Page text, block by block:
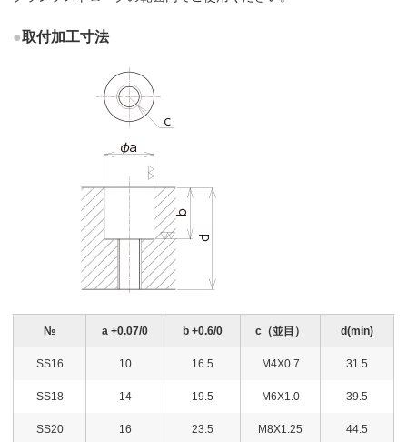
●取付加工寸法
№ a +0.07/0 b +0.6/0 c（並目） d(min)
SS16 10 16.5 M4X0.7 31.5
SS18 14 19.5 M6X1.0 39.5
SS20 16 23.5 M8X1.25 44.5